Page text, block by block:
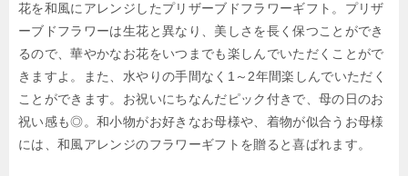
花を和風にアレンジしたプリザーブドフラワーギフト。プリザ
ーブドフラワーは生花と異なり、美しさを長く保つことができ
るので、華やかなお花をいつまでも楽しんでいただくことがで
きますよ。また、水やりの手間なく1～2年間楽しんでいただく
ことができます。お祝いにちなんだピック付きで、母の日のお
祝い感も◎。和小物がお好きなお母様や、着物が似合うお母様
には、和風アレンジのフラワーギフトを贈ると喜ばれます。